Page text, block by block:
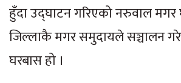
हुँदा उद्घाटन गरिएको नरुवाल
जिल्लाकै मगर समुदायले सञ्चालन
घरबास हो ।